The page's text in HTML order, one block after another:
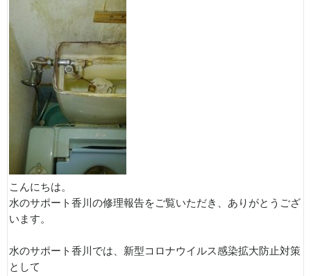
こんにちは。
水のサポート香川の修理報告をご覧いただき、ありがとうござ
います。
水のサポート香川では、新型コロナウイルス感染拡大防止対策
として